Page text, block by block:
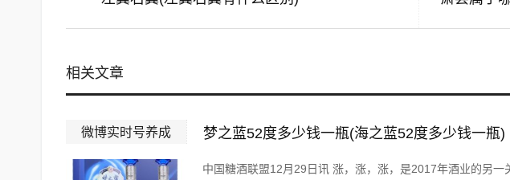
相关文章
微博实时号养成 梦之蓝52度多少钱一瓶(海之蓝52度多少钱一瓶)
中国糖酒联盟12月29日讯 涨，涨，涨，是2017年酒业的另